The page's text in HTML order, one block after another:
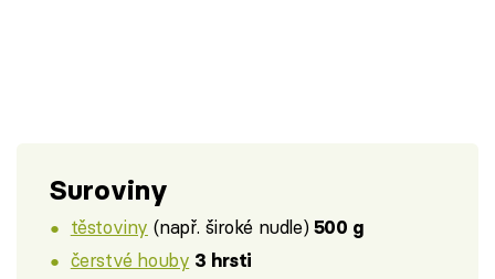
Suroviny
těstoviny (např. široké nudle) 500 g
čerstvé houby 3 hrsti